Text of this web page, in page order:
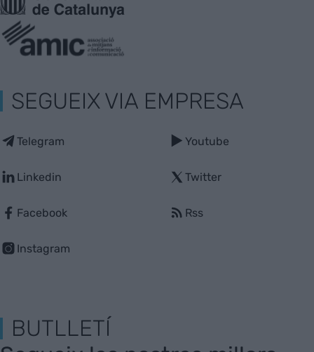
SEGUEIX VIA EMPRESA
Telegram
Linkedin
Facebook
Instagram
Youtube
Twitter
Rss
BUTLLETÍ